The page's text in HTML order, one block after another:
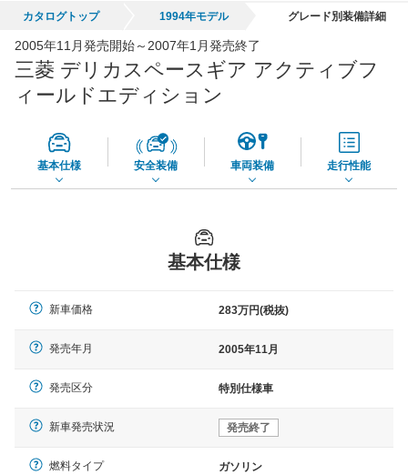
73,850円
カタログトップ 1994年モデル グレード別装備詳細
2005年11月発売開始～2007年1月発売終了
三菱 デリカスペースギア アクティブフ
ィールドエディション
基本仕様 安全装備 車両装備 走行性能
基本仕様
新車価格 283万円(税抜)
発売年月 2005年11月
発売区分 特別仕様車
新車発売状況 発売終了
燃料タイプ ガソリン